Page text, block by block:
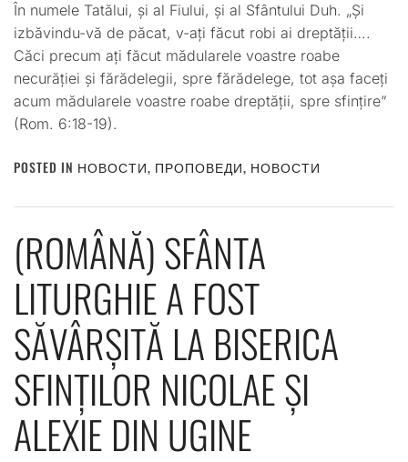
În numele Tatălui, și al Fiului, și al Sfântului Duh. „Și
izbăvindu-vă de păcat, v-ați făcut robi ai dreptății….
Căci precum ați făcut mădularele voastre roabe
necurăției și fărădelegii, spre fărădelege, tot așa faceți
acum mădularele voastre roabe dreptății, spre sfințire”
(Rom. 6:18-19).
POSTED IN НОВОСТИ, ПРОПОВЕДИ, НОВОСТИ
(ROMÂNĂ) SFÂNTA
LITURGHIE A FOST
SĂVÂRȘITĂ LA BISERICA
SFINȚILOR NICOLAE ȘI
ALEXIE DIN UGINE